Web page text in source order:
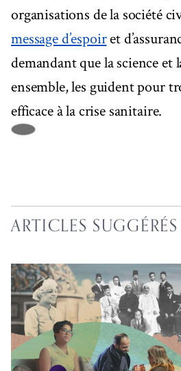
organisations de la société
message d’espoiret
demandant que la science et
ensemble, les guident pour
efficace à la crise sanitaire.
ARTICLES SUGGÉRÉS